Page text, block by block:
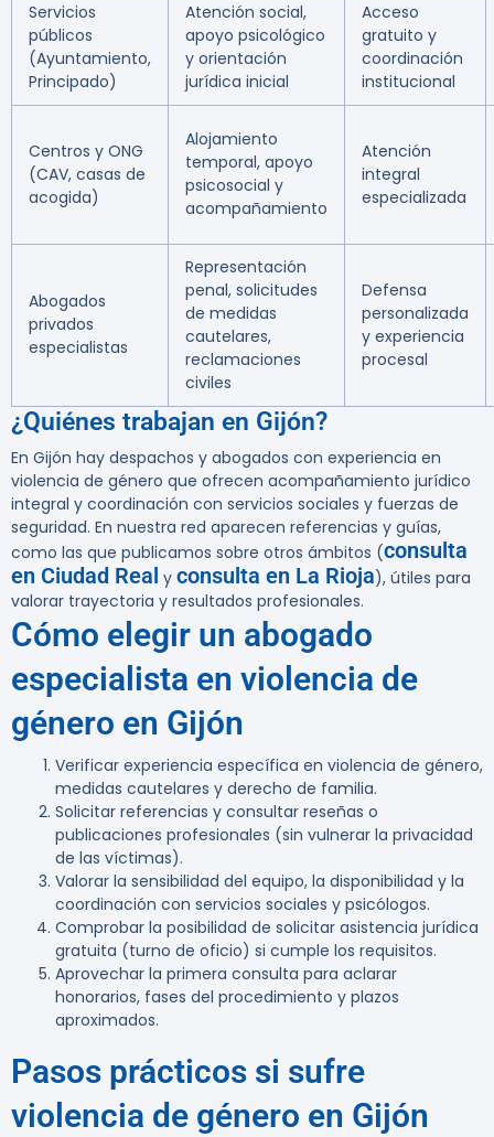
Servicios
públicos
(Ayuntamiento,
Principado)
Atención social,
apoyo psicológico
y orientación
jurídica inicial
Acceso
gratuito y
coordinación
institucional
Centros y ONG
(CAV, casas de
acogida)
Alojamiento
temporal, apoyo
psicosocial y
acompañamiento
Atención
integral
especializada
Abogados
privados
especialistas
Representación
penal, solicitudes
de medidas
cautelares,
reclamaciones
civiles
Defensa
personalizada
y experiencia
procesal
¿Quiénes trabajan en Gijón?
En Gijón hay despachos y abogados con experiencia en
violencia de género que ofrecen acompañamiento jurídico
integral y coordinación con servicios sociales y fuerzas de
seguridad. En nuestra red aparecen referencias y guías,
como las que publicamos sobre otros ámbitos (consulta
en Ciudad Real y consulta en La Rioja), útiles para
valorar trayectoria y resultados profesionales.
Cómo elegir un abogado
especialista en violencia de
género en Gijón
Verificar experiencia específica en violencia de género,
medidas cautelares y derecho de familia.
Solicitar referencias y consultar reseñas o
publicaciones profesionales (sin vulnerar la privacidad
de las víctimas).
Valorar la sensibilidad del equipo, la disponibilidad y la
coordinación con servicios sociales y psicólogos.
Comprobar la posibilidad de solicitar asistencia jurídica
gratuita (turno de oficio) si cumple los requisitos.
Aprovechar la primera consulta para aclarar
honorarios, fases del procedimiento y plazos
aproximados.
Pasos prácticos si sufre
violencia de género en Gijón